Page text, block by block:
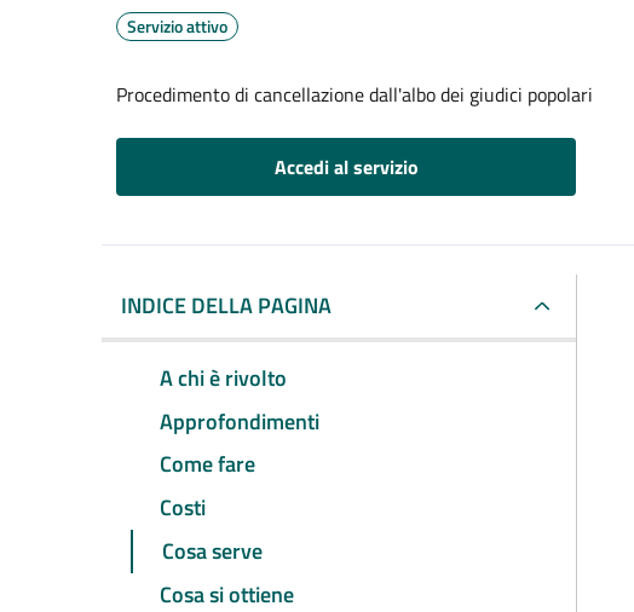
Servizio attivo
Procedimento di cancellazione dall'albo dei giudici popolari
Accedi al servizio
INDICE DELLA PAGINA
A chi è rivolto
Approfondimenti
Come fare
Costi
Cosa serve
Cosa si ottiene